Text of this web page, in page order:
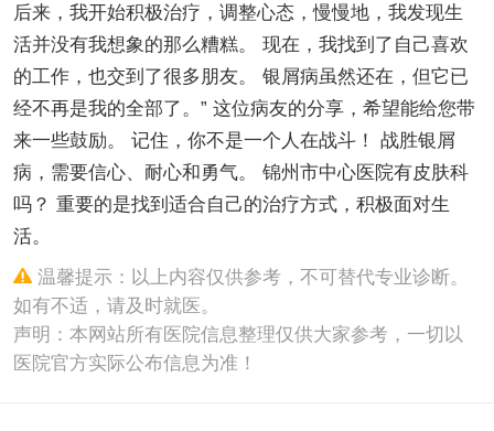
后来，我开始积极治疗，调整心态，慢慢地，我发现生
活并没有我想象的那么糟糕。 现在，我找到了自己喜欢
的工作，也交到了很多朋友。 银屑病虽然还在，但它已
经不再是我的全部了。” 这位病友的分享，希望能给您带
来一些鼓励。 记住，你不是一个人在战斗！ 战胜银屑
病，需要信心、耐心和勇气。 锦州市中心医院有皮肤科
吗？ 重要的是找到适合自己的治疗方式，积极面对生
活。
温馨提示：以上内容仅供参考，不可替代专业诊断。
如有不适，请及时就医。
声明：本网站所有医院信息整理仅供大家参考，一切以
医院官方实际公布信息为准！